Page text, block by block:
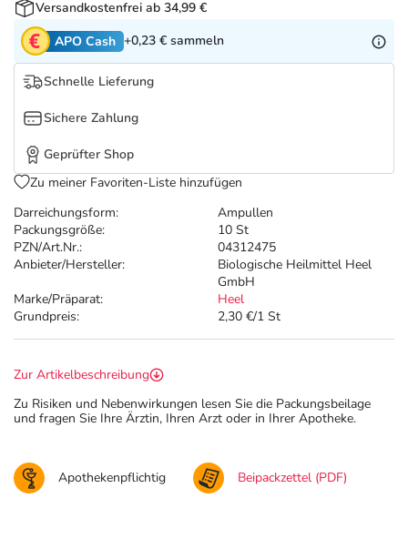
Tierapotheke
Vitamine & Mineralstoffe
Marken
Salus Deals
Darreichungsform:
Ampullen
Packungsgröße:
10 St
PZN/Art.Nr.:
04312475
Anbieter/Hersteller:
Biologische Heilmittel Heel
GmbH
Marke/Präparat:
Heel
Grundpreis:
2,30 €/1 St
Versandkostenfrei ab 34,99 €
APO Cash +0,23 € sammeln
Schnelle Lieferung
Sichere Zahlung
Geprüfter Shop
Zu meiner Favoriten-Liste hinzufügen
Zur Artikelbeschreibung
Zu Risiken und Nebenwirkungen lesen Sie die Packungsbeilage
und fragen Sie Ihre Ärztin, Ihren Arzt oder in Ihrer Apotheke.
Apothekenpflichtig Beipackzettel (PDF)